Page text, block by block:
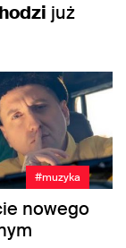
już
#muzyka
nowego